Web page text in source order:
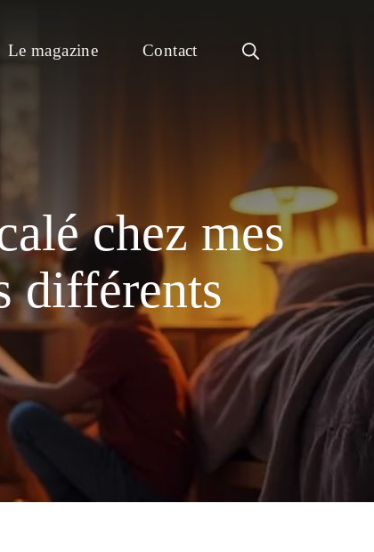
Le magazine Contact
chez mes
différents